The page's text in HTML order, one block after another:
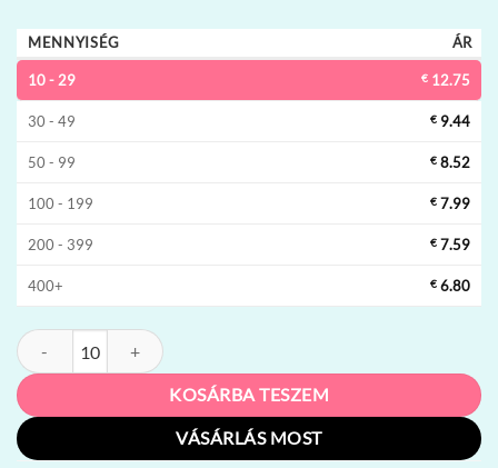
MENNYISÉG ÁR
10 - 29 € 12.75
30 - 49 € 9.44
50 - 99 € 8.52
100 - 199 € 7.99
200 - 399 € 7.59
400+ € 6.80
Airmez Fox 4-in-1 120K | 120 000 felfújás, 4 ízű kapcsoló, 60 ml,
KOSÁRBA TESZEM
VÁSÁRLÁS MOST